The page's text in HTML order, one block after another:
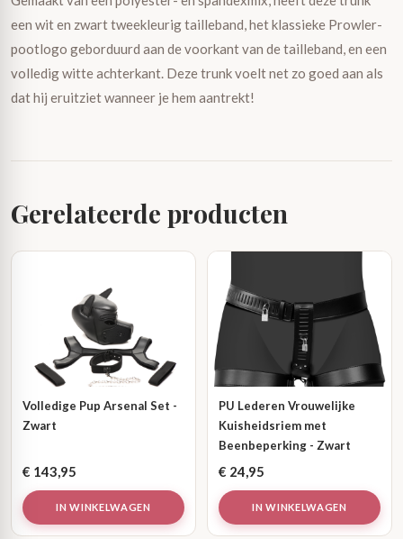
een wit en zwart tweekleurig tailleband, het klassieke Prowler-
pootlogo geborduurd aan de voorkant van de tailleband, en een
volledig witte achterkant. Deze trunk voelt net zo goed aan als
dat hij eruitziet wanneer je hem aantrekt!
Gerelateerde producten
Volledige Pup Arsenal Set -
Zwart
€ 143,95
IN WINKELWAGEN
PU Lederen Vrouwelijke
Kuisheidsriem met
Beenbeperking - Zwart
€ 24,95
IN WINKELWAGEN